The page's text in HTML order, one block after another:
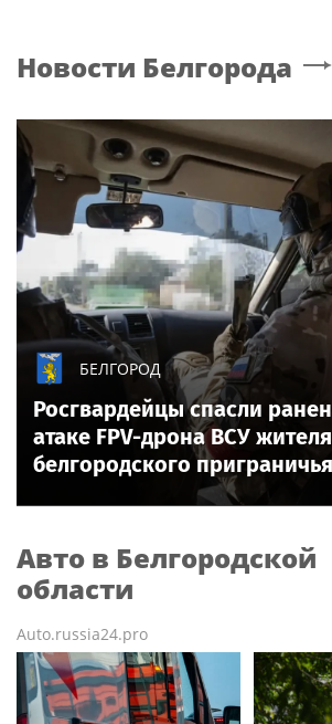
Новости Белгорода
БЕЛГОРОД
Росгвардейцы спасли
атаке FPV-дрона ВСУ жителя
белгородского приграничья
Авто в Белгородской
области
Auto.russia24.pro